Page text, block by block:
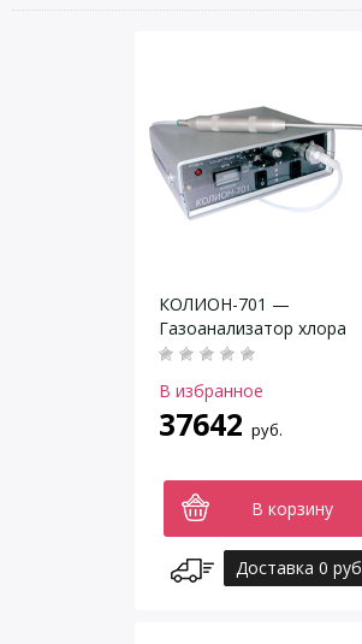
КОЛИОН-701 —
Газоанализатор хлора
В избранное
37642 руб.
В корзину
Доставка 0 руб